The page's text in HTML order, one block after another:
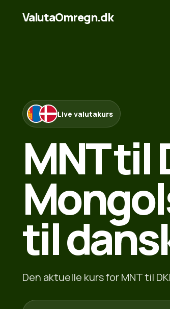
ValutaOmregn.dk
Live valutakurs
MNT til
til
Den aktuelle kurs for MNT til